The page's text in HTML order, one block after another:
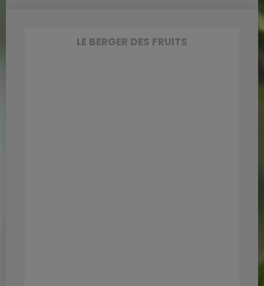
LE BERGER DES FRUITS